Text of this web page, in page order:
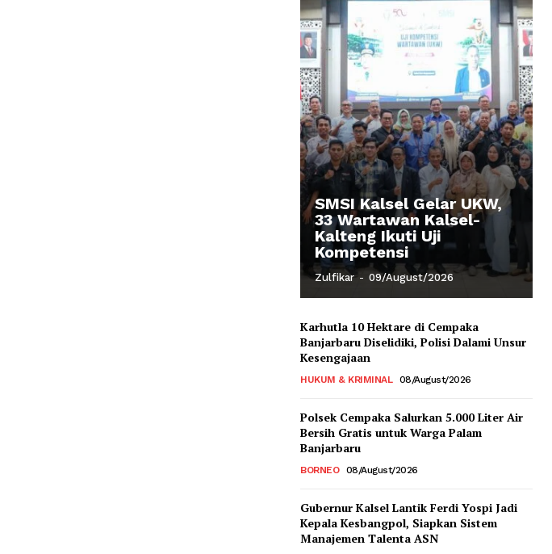
SMSI Kalsel Gelar UKW,
33 Wartawan Kalsel-
Kalteng Ikuti Uji
Kompetensi
Zulfikar - 09/August/2026
Karhutla 10 Hektare di Cempaka
Banjarbaru Diselidiki, Polisi Dalami Unsur
Kesengajaan
HUKUM & KRIMINAL 08/August/2026
Polsek Cempaka Salurkan 5.000 Liter Air
Bersih Gratis untuk Warga Palam
Banjarbaru
BORNEO 08/August/2026
Gubernur Kalsel Lantik Ferdi Yospi Jadi
Kepala Kesbangpol, Siapkan Sistem
Manajemen Talenta ASN